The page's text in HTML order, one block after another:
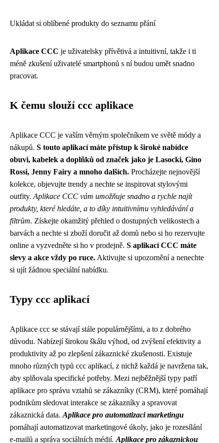
Ukládat si oblíbené produkty do seznamu přání
Aplikace CCC je uživatelsky přívětivá a intuitivní, takže i ti
méně zkušení uživatelé smartphonů s ní budou umět snadno
pracovat.
K čemu slouží ccc aplikace
Aplikace CCC je vaším věrným společníkem ve světě módy a
nákupů. S touto aplikací máte přístup k široké nabídce
obuvi, kabelek a doplňků od značek jako je Lasocki, Gino
Rossi, Jenny Fairy a mnoho dalších. Procházejte nejnovější
kolekce, objevujte trendy a nechte se inspirovat stylovými
outfity. Aplikace CCC vám umožňuje snadno a rychle najít
produkty, které hledáte, a to díky intuitivnímu vyhledávání a
filtrům. Získejte okamžitý přehled o dostupných velikostech a
barvách a nechte si zboží doručit až domů nebo si ho rezervujte
online a vyzvedněte si ho v prodejně. S aplikací CCC máte
slevy a akce vždy po ruce. Aktivujte si upozornění a nenechte
si ujít žádnou speciální nabídku.
Typy ccc aplikací
Aplikace ccc se stávají stále populárnějšími, a to z dobrého
důvodu. Nabízejí širokou škálu výhod, od zvýšení efektivity a
produktivity až po zlepšení zákaznické zkušenosti. Existuje
mnoho různých typů ccc aplikací, z nichž každá je navržena tak,
aby splňovala specifické potřeby. Mezi nejběžnější typy patří
aplikace pro správu vztahů se zákazníky (CRM), které pomáhají
podnikům sledovat interakce se zákazníky a spravovat
zákaznická data. Aplikace pro automatizaci marketingu
pomáhají automatizovat marketingové úkoly, jako je rozesílání
e-mailů a správa sociálních médií. Aplikace pro zákaznickou